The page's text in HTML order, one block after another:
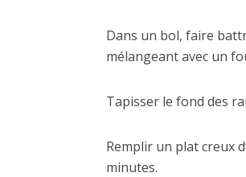
Dans un bol, faire
mélangeant avec un
Tapisser le fond des
Remplir un plat creux
minutes.